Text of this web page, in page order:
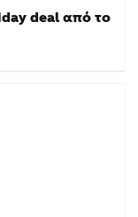
deal από το